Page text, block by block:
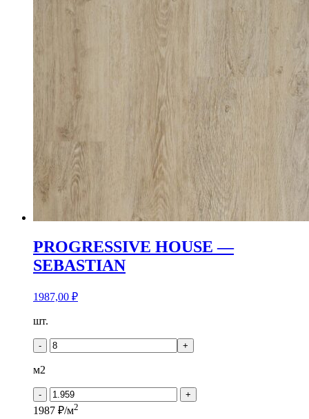
PROGRESSIVE HOUSE —
SEBASTIAN
1987,00 ₽
Количество
PROGRESSIVE
-
шт.
- +
м2
- +
1987 ₽/м2